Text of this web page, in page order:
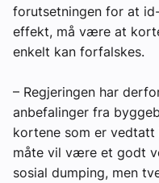
forutsetningen for at
effekt, må være at
enkelt kan forfalskes.
– Regjeringen har
anbefalinger fra
kortene som er
måte vil være et godt
sosial dumping, men